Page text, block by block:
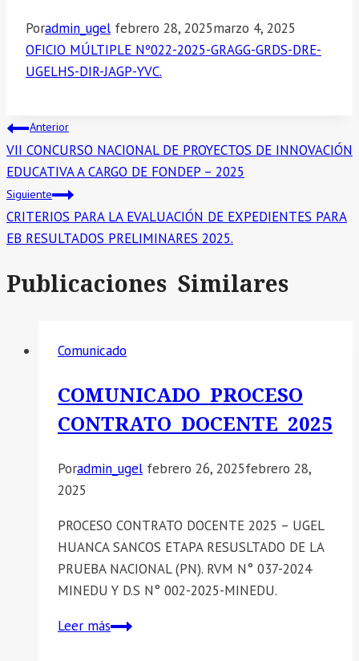
Poradmin_ugel febrero 28, 2025marzo 4, 2025
OFICIO MÚLTIPLE Nº022-2025-GRAGG-GRDS-DRE-
UGELHS-DIR-JAGP-YVC.
Navegación
de
entradas
Anterior
VII CONCURSO NACIONAL DE PROYECTOS DE INNOVACIÓN
EDUCATIVA A CARGO DE FONDEP – 2025
Siguiente
CRITERIOS PARA LA EVALUACIÓN DE EXPEDIENTES PARA
EB RESULTADOS PRELIMINARES 2025.
Publicaciones Similares
Comunicado
COMUNICADO PROCESO
CONTRATO DOCENTE 2025
Poradmin_ugel febrero 26, 2025febrero 28,
2025
PROCESO CONTRATO DOCENTE 2025 – UGEL
HUANCA SANCOS ETAPA RESUSLTADO DE LA
PRUEBA NACIONAL (PN). RVM N° 037-2024
MINEDU Y D.S N° 002-2025-MINEDU.
Leer másCOMUNICADO